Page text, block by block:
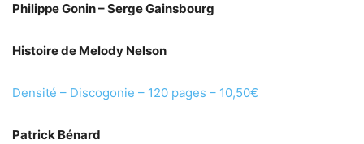
Philippe Gonin – Serge Gainsbourg
Histoire de Melody Nelson
Densité – Discogonie – 120 pages – 10,50€
Patrick Bénard